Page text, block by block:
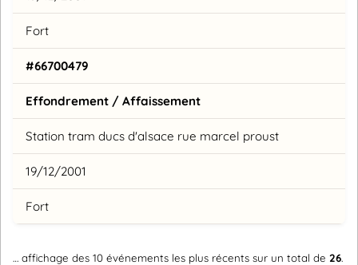
Fort
#66700479
Effondrement / Affaissement
Station tram ducs d'alsace rue marcel proust
19/12/2001
Fort
… affichage des 10 événements les plus récents sur un total de 26.